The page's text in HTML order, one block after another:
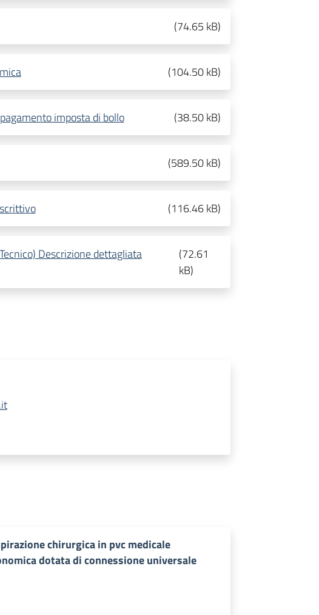
(74.65 kB)
(104.50 kB)
imposta di bollo (38.50 kB)
(589.50 kB)
(116.46 kB)
Descrizione dettagliata
(72.61
kB)
chirurgica in pvc medicale
dotata di connessione universale